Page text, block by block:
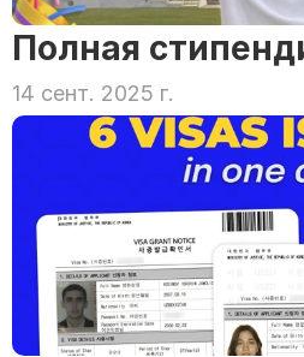
Полная
14 сент. 2025 г.